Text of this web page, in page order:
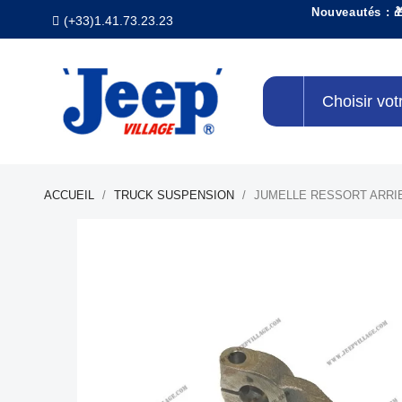
(+33)1.41.73.23.23
Nouveautés :
Choisir
ACCUEIL TRUCK SUSPENSION JUMELLE RESSORT